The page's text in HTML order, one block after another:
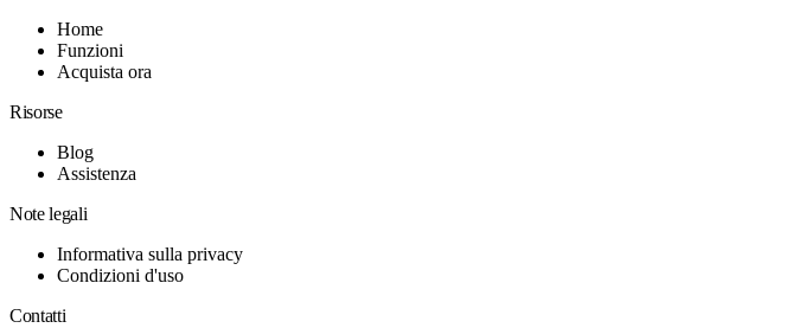
Home
Funzioni
Acquista ora
Risorse
Blog
Assistenza
Note legali
Informativa sulla privacy
Condizioni d'uso
Contatti